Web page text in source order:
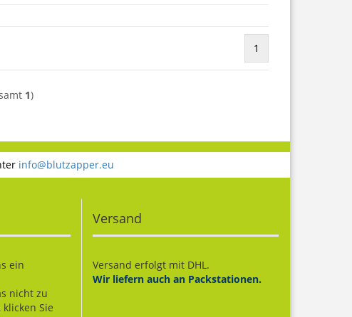
1
1)
info@blutzapper.eu
ein
nicht zu
Sie
Versand
Versand erfolgt mit DHL.
Wir liefern auch an Packstationen.